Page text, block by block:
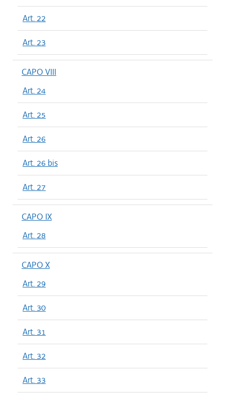
Art. 22
Art. 23
CAPO VIII
Art. 24
Art. 25
Art. 26
Art. 26 bis
Art. 27
CAPO IX
Art. 28
CAPO X
Art. 29
Art. 30
Art. 31
Art. 32
Art. 33